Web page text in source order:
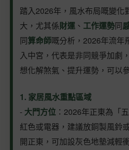
踏入2026年，風水布局嘅變化
大，尤其係財運 、 工作運勢同
同算命師嘅分析，2026年流年
入中宮，代表是非同競爭加劇
想化解煞氣、提升運勢，可以
1. 家居風水重點區域
- 大門方位 ：2026年正東為「
紅色或電器，建議放銅製風鈴
開正東，可加設灰色地墊減輕